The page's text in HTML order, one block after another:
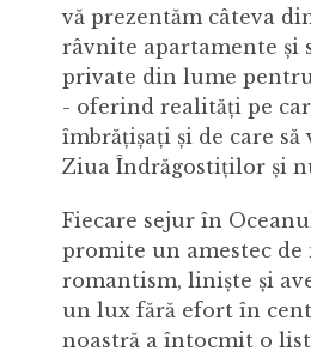
vă prezentăm câteva
râvnite apartamente și
private din lume
- oferind realități pe
îmbrățișați și de care să
Ziua Îndrăgostiților și
Fiecare sejur în
promite un amestec de
romantism, liniște și
un lux fără efort în
noastră a întocmit o